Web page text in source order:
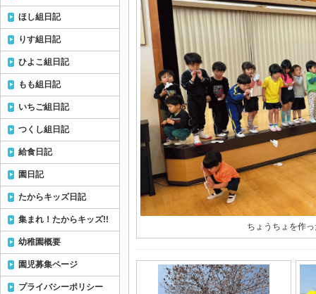
ちょうちょを作
ほし組日記
りす組日記
ひよこ組日記
もも組日記
いちご組日記
つくし組日記
給食日記
園日記
たからキッズ日記
集まれ！たからキッズ!!
幼稚園概要
園児募集ページ
プライバシーポリシー